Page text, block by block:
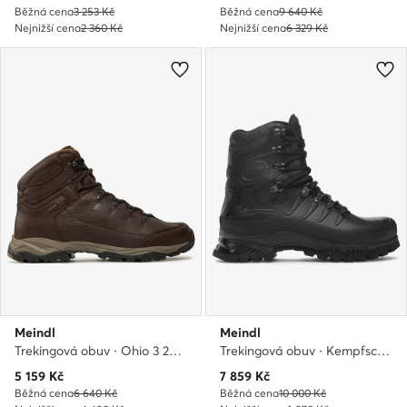
Běžná cena3 253 Kč
Nejnižší cena2 360 Kč
Běžná cena9 640 Kč
Nejnižší cena6 329 Kč
Meindl
Trekingová obuv · Ohio 3 2454/46 · Hnědá
Aktuální cena
5 159 Kč
Běžná cena6 640 Kč
Meindl
Trekingová obuv · Kempfschuh Schwer 3632/01 · Černá
Aktuální cena
7 859 Kč
Běžná cena10 000 Kč